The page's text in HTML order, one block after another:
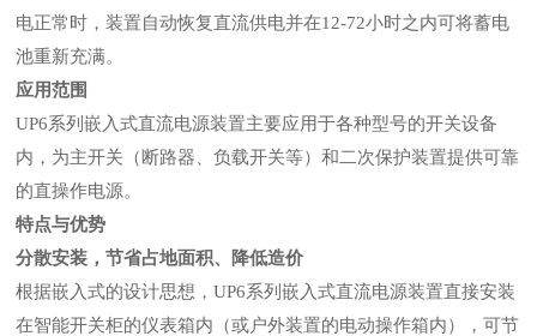
电正常时，装置自动恢复直流供电并在12-72小时之内可将蓄电
池重新充满。
应用范围
UP6系列嵌入式直流电源装置主要应用于各种型号的开关设备
内，为主开关（断路器、负载开关等）和二次保护装置提供可靠
的直操作电源。
特点与优势
分散安装，节省占地面积、降低造价
根据嵌入式的设计思想，UP6系列嵌入式直流电源装置直接安装
在智能开关柜的仪表箱内（或户外装置的电动操作箱内），可节